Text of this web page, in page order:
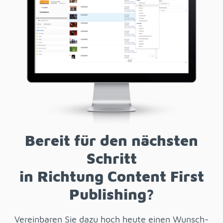
Be­reit für den nächs­ten
Schritt
in Rich­tung Con­tent First
Pu­bli­shing?
Ver­ein­ba­ren Sie dazu hoch heu­te ei­nen Wunsch­